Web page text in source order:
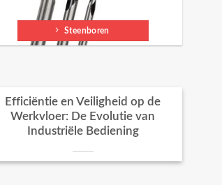
Steenboren
Efficiëntie en Veiligheid op de
Werkvloer: De Evolutie van
Industriële Bediening